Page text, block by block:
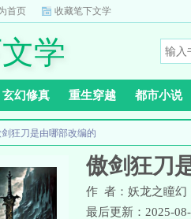
首页 收藏笔下文学
学
玄幻修真 重生穿越 都市小说
狂刀是由哪部改编的
傲剑狂刀
作 者：妖龙之瞳幻
最后更新：2025-